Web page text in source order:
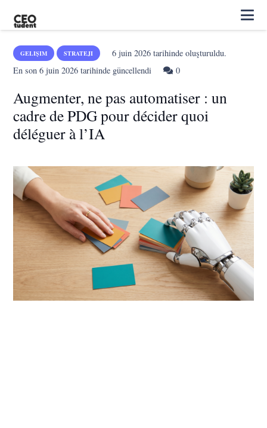
GELIŞIM STRATEJI 6 juin 2026tarihinde oluşturuldu.
En son6 juin 2026 tarihinde güncellendi 0
Augmenter, ne pas automatiser : un
cadre de PDG pour décider quoi
déléguer à l’IA